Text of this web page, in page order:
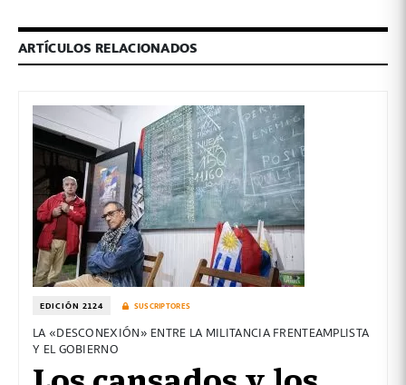
ARTÍCULOS RELACIONADOS
EDICIÓN 2124 SUSCRIPTORES
LA «DESCONEXIÓN» ENTRE LA MILITANCIA FRENTEAMPLISTA
Y EL GOBIERNO